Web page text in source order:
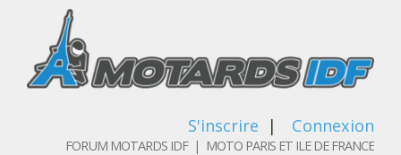
S'inscrire | Connexion
FORUM MOTARDS IDF | MOTO PARIS ET ILE DE FRANCE